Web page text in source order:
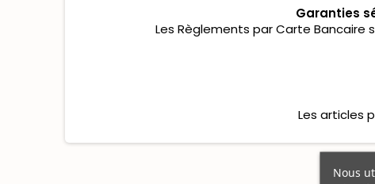
Garanties
Les Règlements par Carte Bancaire
Les articles
Nous